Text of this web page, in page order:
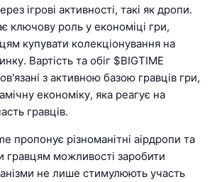
ігрові активності, такі як дропи.
ключову роль у економіці гри,
купувати колекціонування на
Вартість та обіг $BIGTIME
з активною базою гравців гри,
економіку, яка реагує на
гравців.
пропонує різноманітні аірдропи та
гравцям можливості заробити
не лише стимулюють участь